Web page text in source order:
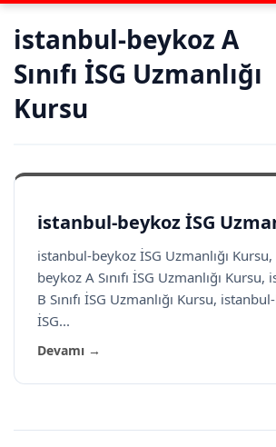
istanbul-beykoz A
Sınıfı İSG Uzmanlığı
Kursu
istanbul-beykoz İSG
istanbul-beykoz İSG Uzmanlığı
beykoz A Sınıfı İSG Uzmanlığı
B Sınıfı İSG Uzmanlığı Kursu, istanbul-
İSG...
Devamı →